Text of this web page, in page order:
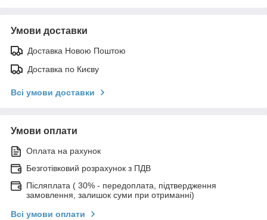
Умови доставки
Доставка Новою Поштою
Доставка по Києву
Всі умови доставки
Умови оплати
Оплата на рахунок
Безготівковий розрахунок з ПДВ
Післяплата ( 30% - передоплата, підтвердження
замовлення, залишок суми при отриманні)
Всі умови оплати